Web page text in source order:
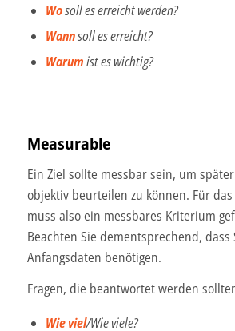
Wosoll es erreicht werden?
Wannsoll es erreicht?
Warumist es wichtig?
Measurable
Ein Ziel sollte messbar sein, um
objektiv beurteilen zu können. Für
muss also ein messbares Kriterium
Beachten Sie dementsprechend, dass
Anfangsdaten benötigen.
Fragen, die beantwortet werden
Wie viel/Wie viele?